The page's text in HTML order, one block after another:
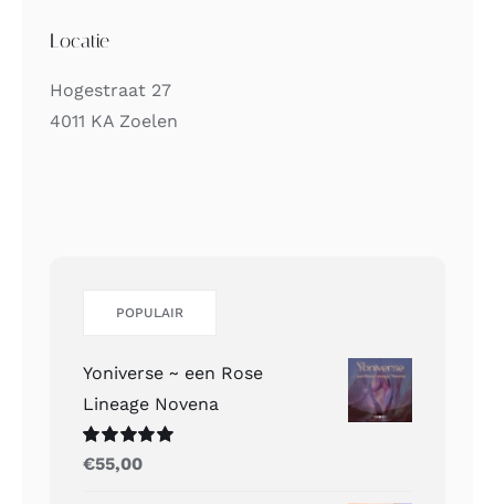
Locatie
Hogestraat 27
4011 KA Zoelen
POPULAIR
Yoniverse ~ een Rose
Lineage Novena
Gewaardeerd
uit 5
€55,00